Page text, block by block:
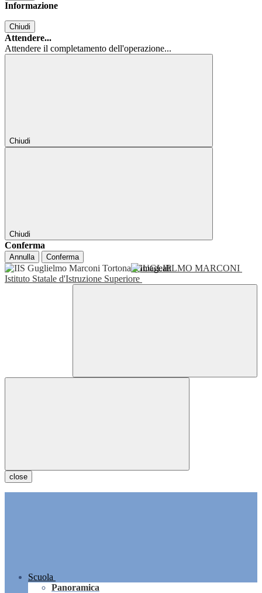
Informazione
Chiudi
Attendere...
Attendere il completamento dell'operazione...
Chiudi
Chiudi
Conferma
Annulla Conferma
GUGLIELMO MARCONI
Istituto Statale d'Istruzione Superiore
close
Scuola
Panoramica